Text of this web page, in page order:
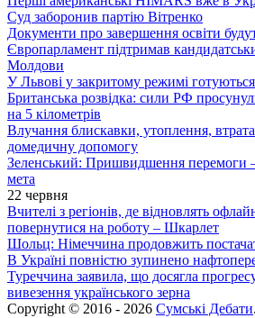
Суд заборонив партію Вітренко
Документи про завершення освіти
Європарламент підтримав
Молдови
У Львові у закритому режимі
Британська розвідка: сили РФ
на 5 кілометрів
Влучання блискавки, утоплення, втрата
домедичну допомогу
Зеленський: Пришвидшення перемоги
мета
22 червня
Вчителі з регіонів, де відновлять
повернутися на роботу – Шкарлет
Шольц: Німеччина продовжить
В Україні повністю зупинено
Туреччина заявила, що досягла
вивезення українського зерна
Copyright © 2016 - 2026 Сумські Дебати.